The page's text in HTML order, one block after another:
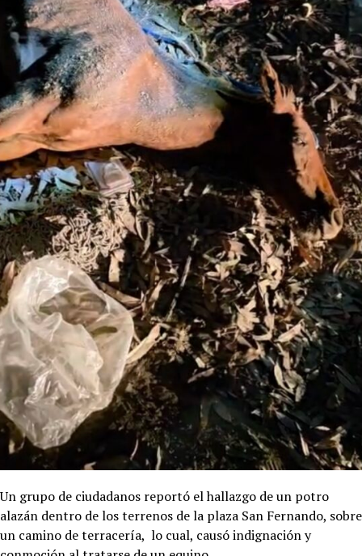
Un grupo de ciudadanos reportó el hallazgo de un potro
alazán dentro de los terrenos de la plaza San Fernando, sobre
un camino de terracería, lo cual, causó indignación y